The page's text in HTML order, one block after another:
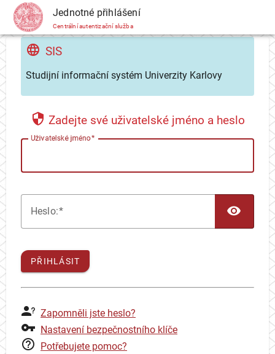
CAS Jednotné přihlášení
Centrální autentizační služba
SIS
Studijní informační systém Univerzity Karlovy
Zadejte své uživatelské jméno a heslo
Uživatelské jméno
Heslo:
PŘIHLÁSIT
Zapomněli jste heslo?
Nastavení bezpečnostního klíče
Potřebujete pomoc?